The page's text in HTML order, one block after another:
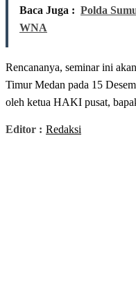
Baca Juga : Polda
WNA
Rencananya, seminar ini
Timur Medan pada 15
oleh ketua HAKI pusat,
Editor : Redaksi